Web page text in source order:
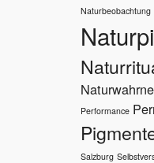
Naturbeobachtung
Performance
Salzburg